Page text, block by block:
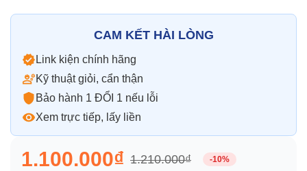
CAM KẾT HÀI LÒNG
Link kiện chính hãng
Kỹ thuật giỏi, cẩn thận
Bảo hành 1 ĐỔI 1 nếu lỗi
Xem trực tiếp, lấy liền
1.100.000₫ 1.210.000₫ -10%